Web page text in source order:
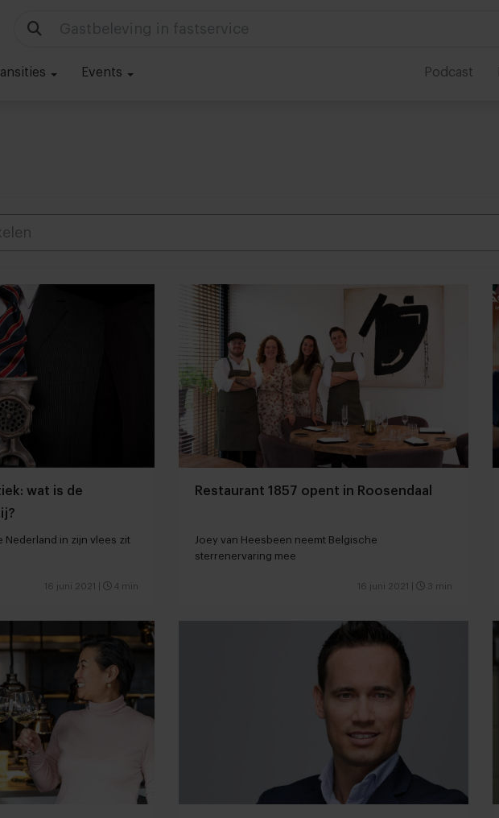
Gastbeleving in fastservice
Events Podcast
wat is de
Nederland in zijn vlees zit
16 juni 2021 4 min
Restaurant 1857 opent in Roosendaal
Joey van Heesbeen neemt Belgische
sterrenervaring mee
16 juni 2021 3 min